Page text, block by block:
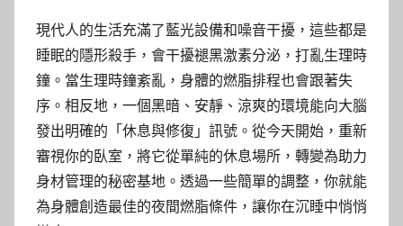
現代人的生活充滿了藍光設備和噪音干擾，這些都是
睡眠的隱形殺手，會干擾褪黑激素分泌，打亂生理時
鐘。當生理時鐘紊亂，身體的燃脂排程也會跟著失
序。相反地，一個黑暗、安靜、涼爽的環境能向大腦
發出明確的「休息與修復」訊號。從今天開始，重新
審視你的臥室，將它從單純的休息場所，轉變為助力
身材管理的秘密基地。透過一些簡單的調整，你就能
為身體創造最佳的夜間燃脂條件，讓你在沉睡中悄悄